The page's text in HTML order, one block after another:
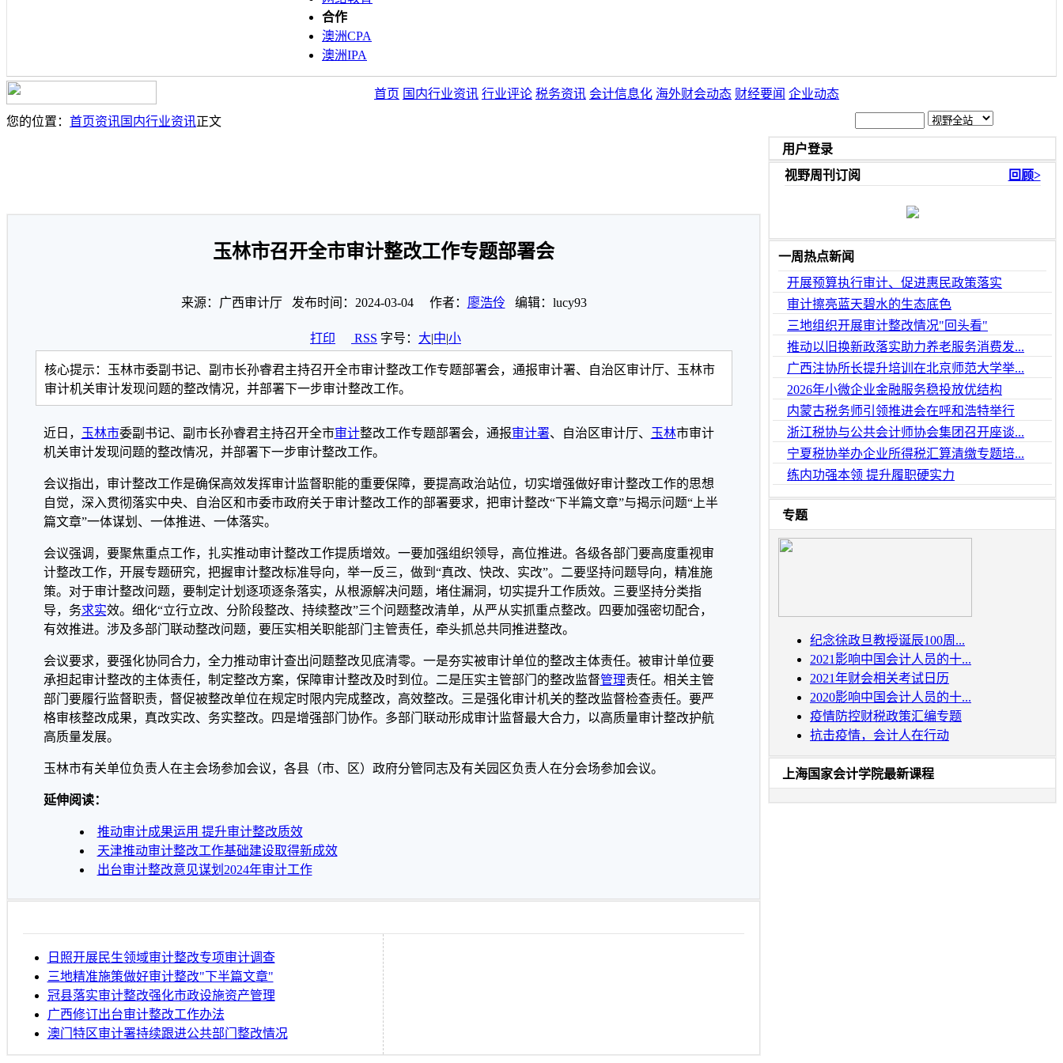
合作
澳洲CPA
澳洲IPA
首页 国内行业资讯 行业评论 税务资讯 会计信息化 海外财会动态 财经要闻 企业动态
您的位置： 首页资讯国内行业资讯正文
玉林市召开全市审计整改工作专题部署会
来源：广西审计厅 发布时间：2024-03-04 作者： 廖浩伶 编辑：lucy93
打印 RSS 字号： 大|中|小
核心提示：玉林市委副书记、副市长孙睿君主持召开全市审计整改工作专题部署会，通报审计署、自治区审计厅、玉林市
审计机关审计发现问题的整改情况，并部署下一步审计整改工作。
近日， 玉林市委副书记、副市长孙睿君主持召开全市审计整改工作专题部署会，通报审计署、自治区审计厅、 玉林市审计
机关审计发现问题的整改情况，并部署下一步审计整改工作。
会议指出，审计整改工作是确保高效发挥审计监督职能的重要保障，要提高政治站位，切实增强做好审计整改工作的思想
自觉，深入贯彻落实中央、自治区和市委市政府关于审计整改工作的部署要求，把审计整改“下半篇文章”与揭示问题“上半
篇文章”一体谋划、一体推进、一体落实。
会议强调，要聚焦重点工作，扎实推动审计整改工作提质增效。一要加强组织领导，高位推进。各级各部门要高度重视审
计整改工作，开展专题研究，把握审计整改标准导向，举一反三，做到“真改、快改、实改”。二要坚持问题导向，精准施
策。对于审计整改问题，要制定计划逐项逐条落实，从根源解决问题，堵住漏洞，切实提升工作质效。三要坚持分类指
导，务求实效。细化“立行立改、分阶段整改、持续整改”三个问题整改清单，从严从实抓重点整改。四要加强密切配合，
有效推进。涉及多部门联动整改问题，要压实相关职能部门主管责任，牵头抓总共同推进整改。
会议要求，要强化协同合力，全力推动审计查出问题整改见底清零。一是夯实被审计单位的整改主体责任。被审计单位要
承担起审计整改的主体责任，制定整改方案，保障审计整改及时到位。二是压实主管部门的整改监督管理责任。相关主管
部门要履行监督职责，督促被整改单位在规定时限内完成整改，高效整改。三是强化审计机关的整改监督检查责任。要严
格审核整改成果，真改实改、务实整改。四是增强部门协作。多部门联动形成审计监督最大合力，以高质量审计整改护航
高质量发展。
玉林市有关单位负责人在主会场参加会议，各县（市、区）政府分管同志及有关园区负责人在分会场参加会议。
延伸阅读：
推动审计成果运用 提升审计整改质效
天津推动审计整改工作基础建设取得新成效
出台审计整改意见谋划2024年审计工作
日照开展民生领域审计整改专项审计调查
三地精准施策做好审计整改"下半篇文章"
冠县落实审计整改强化市政设施资产管理
广西修订出台审计整改工作办法
澳门特区审计署持续跟进公共部门整改情况
用户登录
视野周刊订阅
回顾>
一周热点新闻
开展预算执行审计、促进惠民政策落实
审计擦亮蓝天碧水的生态底色
三地组织开展审计整改情况"回头看"
推动以旧换新政落实助力养老服务消费发...
广西注协所长提升培训在北京师范大学举...
2026年小微企业金融服务稳投放优结构
内蒙古税务师引领推进会在呼和浩特举行
浙江税协与公共会计师协会集团召开座谈...
宁夏税协举办企业所得税汇算清缴专题培...
练内功强本领 提升履职硬实力
专题
纪念徐政旦教授诞辰100周...
2021影响中国会计人员的十...
2021年财会相关考试日历
2020影响中国会计人员的十...
疫情防控财税政策汇编专题
抗击疫情，会计人在行动
上海国家会计学院最新课程